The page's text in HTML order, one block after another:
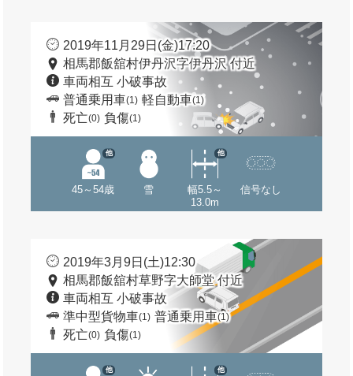
2019年11月29日(金)17:20
相馬郡飯舘村伊丹沢字伊丹沢 付近
車両相互 小破事故
普通乗用車(1) 軽自動車(1)
死亡(0) 負傷(1)
45～54歳
他
雪
幅5.5～
13.0m
他
信号なし
2019年3月9日(土)12:30
相馬郡飯舘村草野字大師堂 付近
車両相互 小破事故
準中型貨物車(1) 普通乗用車(1)
死亡(0) 負傷(1)
他 他